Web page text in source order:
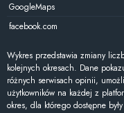
GoogleMaps
facebook.com
Wykres przedstawia zmiany
kolejnych okresach. Dane
różnych serwisach opinii,
użytkowników na każdej z
okres, dla którego dostępne